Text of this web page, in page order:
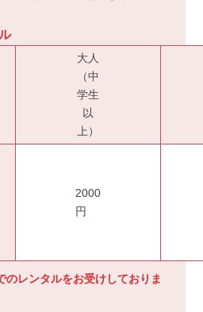
大人
（中
学生
以
上）
2000
円
レンタルをお受けしておりま